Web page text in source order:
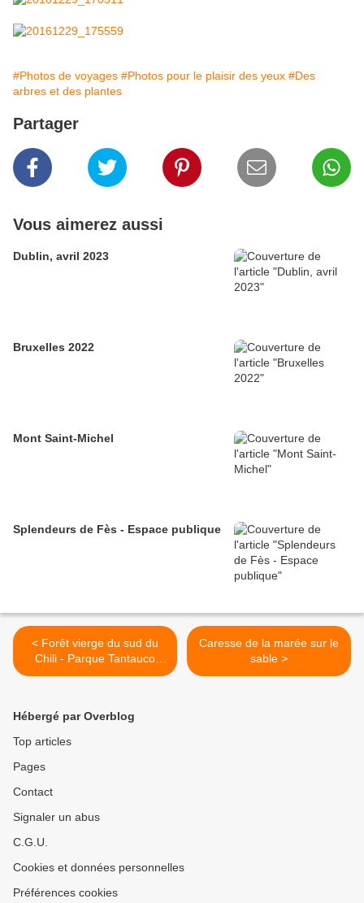
#Photos de voyages #Photos pour le plaisir des yeux #Des
arbres et des plantes
Partager
Vous aimerez aussi
Dublin, avril 2023
Bruxelles 2022
Mont Saint-Michel
Splendeurs de Fès - Espace publique
< Forêt vierge du sud du
Chili - Parque Tantauco
(Chiloé)
Caresse de la marée sur le
sable >
Hébergé par Overblog
Top articles
Pages
Contact
Signaler un abus
C.G.U.
Cookies et données personnelles
Préférences cookies